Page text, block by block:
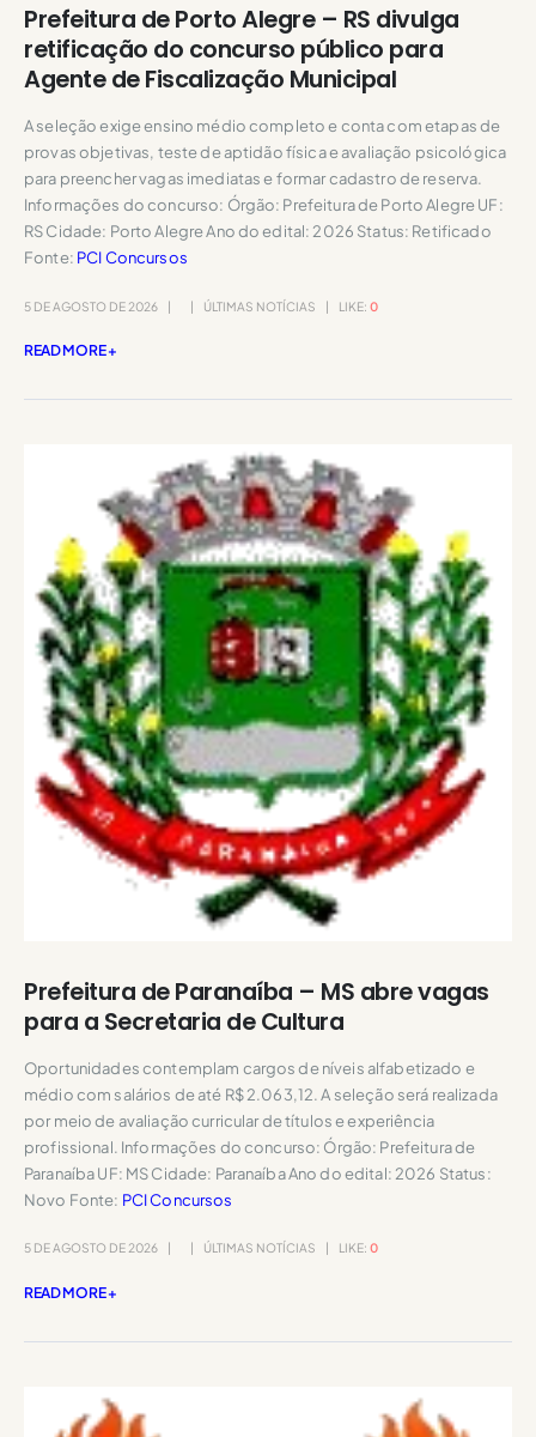
Prefeitura de Porto Alegre – RS divulga
retificação do concurso público para
Agente de Fiscalização Municipal
A seleção exige ensino médio completo e conta com etapas de
provas objetivas, teste de aptidão física e avaliação psicológica
para preencher vagas imediatas e formar cadastro de reserva.
Informações do concurso: Órgão: Prefeitura de Porto Alegre UF:
RS Cidade: Porto Alegre Ano do edital: 2026 Status: Retificado
Fonte: PCI Concursos
5 DE AGOSTO DE 2026 ÚLTIMAS NOTÍCIAS LIKE: 0
READ MORE +
Prefeitura de Paranaíba – MS abre vagas
para a Secretaria de Cultura
Oportunidades contemplam cargos de níveis alfabetizado e
médio com salários de até R$ 2.063,12. A seleção será realizada
por meio de avaliação curricular de títulos e experiência
profissional. Informações do concurso: Órgão: Prefeitura de
Paranaíba UF: MS Cidade: Paranaíba Ano do edital: 2026 Status:
Novo Fonte: PCI Concursos
5 DE AGOSTO DE 2026 ÚLTIMAS NOTÍCIAS LIKE: 0
READ MORE +